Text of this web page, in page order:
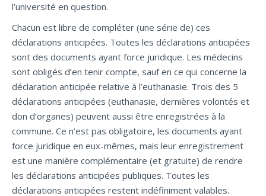
l’université en question.
Chacun est libre de compléter (une série de) ces
déclarations anticipées. Toutes les déclarations anticipées
sont des documents ayant force juridique. Les médecins
sont obligés d’en tenir compte, sauf en ce qui concerne la
déclaration anticipée relative à l’euthanasie. Trois des 5
déclarations anticipées (euthanasie, dernières volontés et
don d’organes) peuvent aussi être enregistrées à la
commune. Ce n’est pas obligatoire, les documents ayant
force juridique en eux-mêmes, mais leur enregistrement
est une manière complémentaire (et gratuite) de rendre
les déclarations anticipées publiques. Toutes les
déclarations anticipées restent indéfiniment valables.